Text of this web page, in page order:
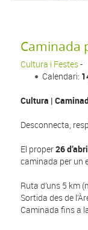
Caminada
Cultura i Festes-
Calendari:
Cultura |
Desconnecta,
El proper26
caminada per un
Ruta d’uns 5 km
Sortida des de
Caminada fins a